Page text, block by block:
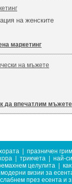
на женските
маркетинг
на мъжете
да впечатлим мъжете
празничен грим
трикчета
най-
целулита
модерни визии за
през есента и